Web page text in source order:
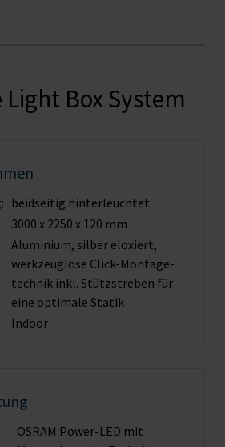
Box System
beidseitig hinterleuchtet
3000 x 2250 x 120 mm
Aluminium, silber eloxiert,
werkzeuglose Click-Montage­
technik inkl. Stützstreben für
eine optimale Statik
Indoor
OSRAM Power-LED mit